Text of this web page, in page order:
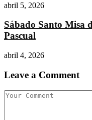
abril 5, 2026
Sábado Santo
Pascual
abril 4, 2026
Leave a Comment